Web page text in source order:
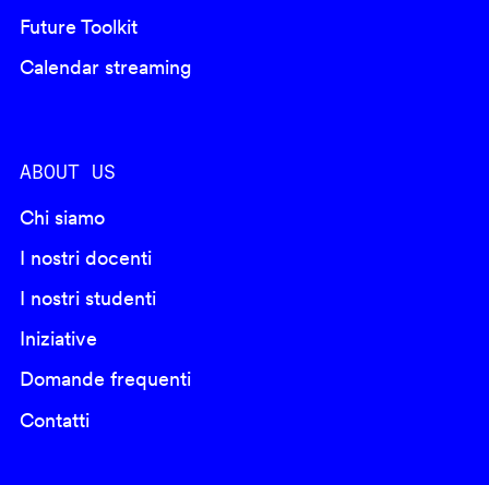
Future Toolkit
Calendar streaming
ABOUT US
Chi siamo
I nostri docenti
I nostri studenti
Iniziative
Domande frequenti
Contatti